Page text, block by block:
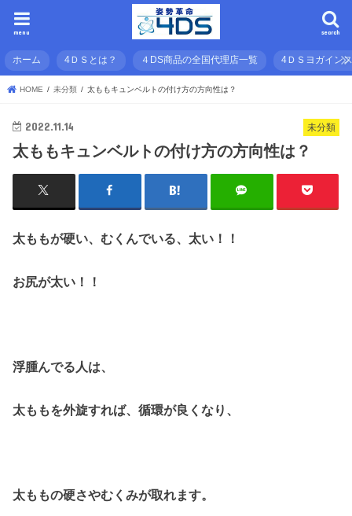
search
menu
ホーム 4ＤＳとは？ ４DS商品の全国代理店一覧 4ＤＳヨガイン
HOME 未分類 太ももキュンベルトの付け方の方向性は？
未分類
2022.11.14
太ももキュンベルトの付け方の方向性は？
太ももが硬い、むくんでいる、太い！！
お尻が太い！！
浮腫んでる人は、
太ももを外旋すれば、循環が良くなり、
太ももの硬さやむくみが取れます。